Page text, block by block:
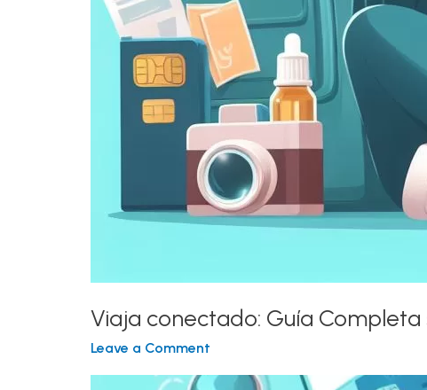
Viaja conectado: Guía
Leave a Comment